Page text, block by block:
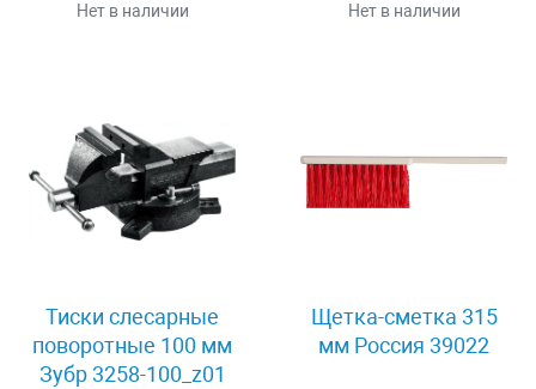
Нет в наличии Нет в наличии
Тиски слесарные
поворотные 100 мм
Зубр 3258-100_z01
Щетка-сметка 315
мм Россия 39022